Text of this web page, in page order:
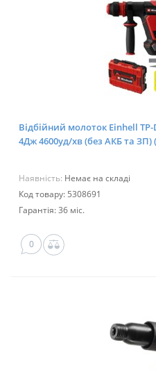
Відбійний молоток Einhell
4Дж 4600уд/хв (без АКБ та ЗП)
Наявність: Немає на складі
Код товару: 5308691
Гарантія: 36 міс.
0